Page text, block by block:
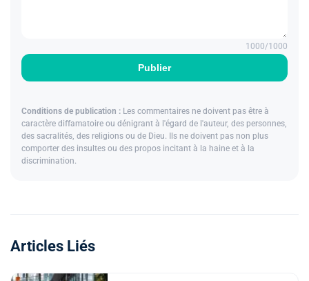
Publier
1000/1000
Conditions de publication : Les commentaires ne doivent pas être à
caractère diffamatoire ou dénigrant à l'égard de l'auteur, des personnes,
des sacralités, des religions ou de Dieu. Ils ne doivent pas non plus
comporter des insultes ou des propos incitant à la haine et à la
discrimination.
Articles Liés